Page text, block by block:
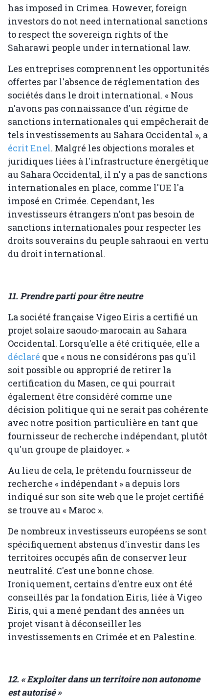
has imposed in Crimea. However, foreign
investors do not need international sanctions
to respect the sovereign rights of the
Saharawi people under international law.
Les entreprises comprennent les opportunités
offertes par l'absence de réglementation des
sociétés dans le droit international. « Nous
n'avons pas connaissance d'un régime de
sanctions internationales qui empêcherait de
tels investissements au Sahara Occidental », a
écrit Enel. Malgré les objections morales et
juridiques liées à l'infrastructure énergétique
au Sahara Occidental, il n'y a pas de sanctions
internationales en place, comme l'UE l'a
imposé en Crimée. Cependant, les
investisseurs étrangers n'ont pas besoin de
sanctions internationales pour respecter les
droits souverains du peuple sahraoui en vertu
du droit international.
11. Prendre parti pour être neutre
La société française Vigeo Eiris a certifié un
projet solaire saoudo-marocain au Sahara
Occidental. Lorsqu'elle a été critiquée, elle a
déclaré que « nous ne considérons pas qu'il
soit possible ou approprié de retirer la
certification du Masen, ce qui pourrait
également être considéré comme une
décision politique qui ne serait pas cohérente
avec notre position particulière en tant que
fournisseur de recherche indépendant, plutôt
qu'un groupe de plaidoyer. »
Au lieu de cela, le prétendu fournisseur de
recherche « indépendant » a depuis lors
indiqué sur son site web que le projet certifié
se trouve au « Maroc ».
De nombreux investisseurs européens se sont
spécifiquement abstenus d'investir dans les
territoires occupés afin de conserver leur
neutralité. C'est une bonne chose.
Ironiquement, certains d'entre eux ont été
conseillés par la fondation Eiris, liée à Vigeo
Eiris, qui a mené pendant des années un
projet visant à déconseiller les
investissements en Crimée et en Palestine.
12. « Exploiter dans un territoire non autonome
est autorisé »